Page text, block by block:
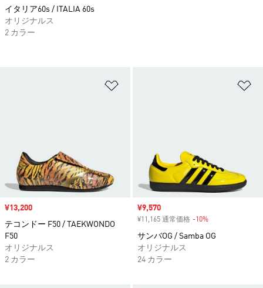
セール価格
¥13,200
テコンドー F50 / TAEKWONDO
F50
オリジナルス
2 カラー
セール価格
¥9,570
¥11,165 通常価格 -10%
サンバOG / Samba OG
オリジナルス
24 カラー
イタリア60s / ITALIA 60s
オリジナルス
2 カラー